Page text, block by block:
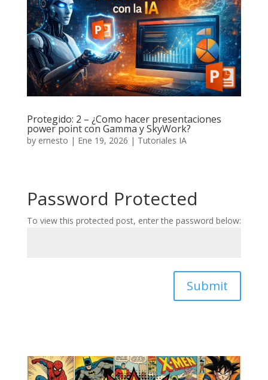
Protegido: 2 – ¿Como hacer presentaciones
power point con Gamma y SkyWork?
by ernesto | Ene 19, 2026 | Tutoriales IA
Password Protected
To view this protected post, enter the password below:
Submit